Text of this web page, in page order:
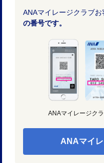
ANAマイレージクラブお
の番号です。
ANAマイレージク
ANAマイ